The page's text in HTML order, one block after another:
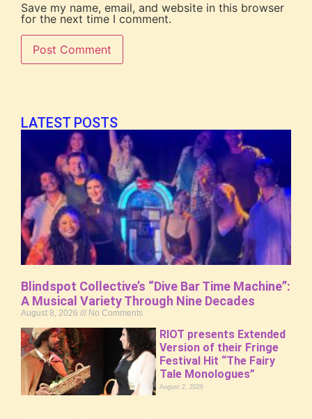
Save my name, email, and website in this browser
for the next time I comment.
LATEST POSTS
Blindspot Collective’s “Dive Bar Time Machine”:
A Musical Variety Through Nine Decades
August 8, 2026 No Comments
RIOT presents Extended
Version of their Fringe
Festival Hit “The Fairy
Tale Monologues”
August 2, 2026